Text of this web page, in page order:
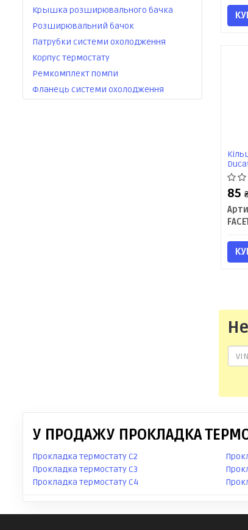
Крышка розширювального бачка
Розширювальний бачок
Патрубки системи охолодження
Корпус термостату
Ремкомплект помпи
Фланець системи охолодження
85
У ПРОДАЖУ ПРОКЛАДКА
Прокладка термостату C2
Прокладка термостату C3
Прокладка термостату C4